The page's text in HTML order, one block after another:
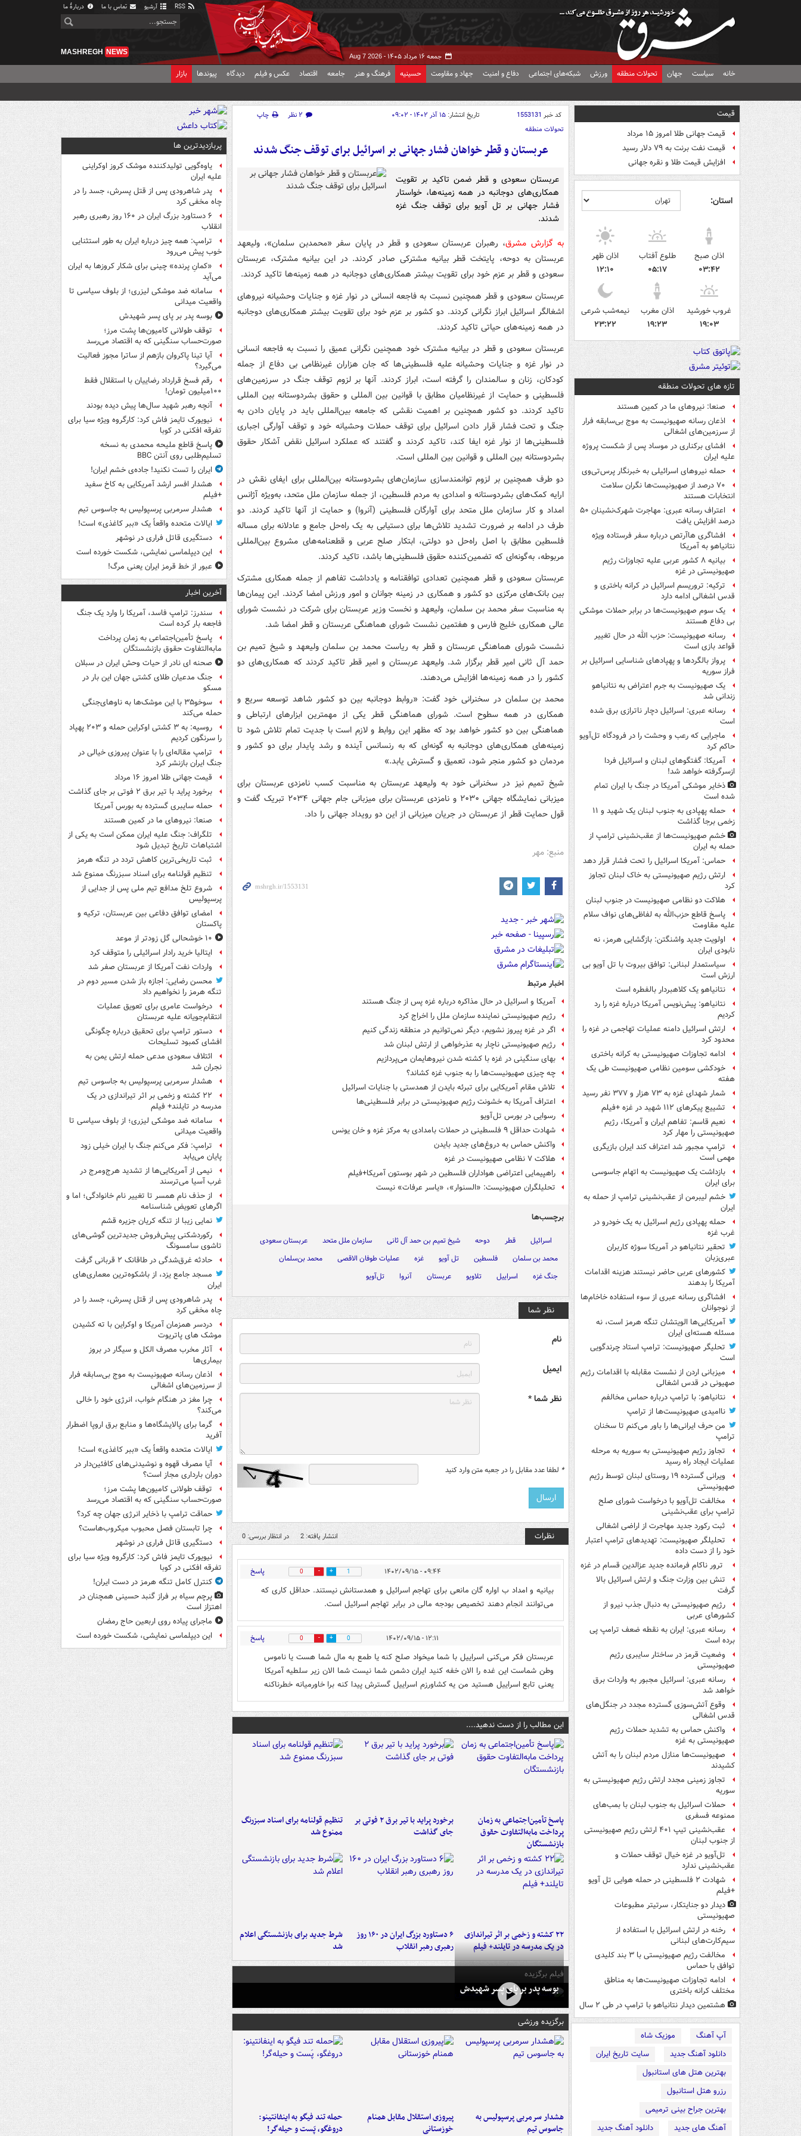
آرشیو تماس با ما دربارهٔ ما
جمعه ۱۶ مرداد ۱۴۰۵ - Aug 7 2026
MASHREGH NEWS
خانه سیاست جهان تحولات منطقه ورزش شبکه‌های اجتماعی دفاع و امنیت جهاد و مقاومت حسینیه فرهنگ و هنر جامعه اقتصاد عکس و فیلم دیدگاه پیوندها بازار
قیمت
قیمت جهانی طلا امروز ۱۵ مرداد
قیمت نفت برنت به ۷۹ دلار رسید
افزایش قیمت طلا و نقره جهانی
استان:
اذان صبح
۰۳:۴۲
طلوع آفتاب
۰۵:۱۷
اذان ظهر
۱۲:۱۰
غروب خورشید
۱۹:۰۳
اذان مغرب
۱۹:۲۳
نیمه‌شب شرعی
۲۳:۲۲
تازه های تحولات منطقه
صنعا: نیروهای ما در کمین‌ هستند
اذعان رسانه صهیونیست به موج بی‌سابقه فرار
از سرزمین‌های اشغالی
افشای برکناری در موساد پس از شکست پروژه
علیه ایران
حمله نیروهای اسرائیلی به خبرنگار پرس‌تی‌وی
۷۰ درصد از صهیونیست‌ها نگران سلامت
انتخابات هستند
اعتراف رسانه عبری: مهاجرت شهرک‌نشینان ۵۰
درصد افزایش یافت
افشاگری هاآرتص درباره سفر فرستاده ویژه
نتانیاهو به آمریکا
بیانیه ۸ کشور عربی علیه تجاوزات رژیم
صهیونیستی در غزه
ترکیه: تروریسم اسرائیل در کرانه باختری و
قدس اشغالی ادامه دارد
یک‌ سوم صهیونیست‌ها در برابر حملات موشکی
بی دفاع هستند
رسانه صهیونیست: حزب الله در حال تغییر
قواعد بازی است
پرواز بالگردها و پهپادهای شناسایی اسرائیل بر
فراز سوریه
یک صهیونیست به جرم اعتراض به نتانیاهو
زندانی شد
رسانه عبری: اسرائیل دچار ناترازی برق شده
است
ماجرایی که رعب و وحشت را در فرودگاه تل‌آویو
حاکم کرد
آمریکا: گفتگوهای لبنان و اسرائیل فردا
ازسرگرفته خواهد شد!
ذخایر موشکی آمریکا در جنگ با ایران تمام
شده است
حمله پهپادی به جنوب لبنان یک شهید و ۱۱
زخمی برجا گذاشت
خشم صهیونیست‌ها از عقب‌نشینی ترامپ از
حمله به ایران
حماس: آمریکا اسرائیل را تحت فشار قرار دهد
ارتش رژیم صهیونیستی به خاک لبنان تجاوز
کرد
هلاکت دو نظامی صهیونیست در جنوب لبنان
پاسخ قاطع حزب‌الله به لفاظی‌های نواف سلام
علیه مقاومت
اولویت جدید واشنگتن: بازگشایی هرمز، نه
نابودی ایران
سیاستمدار لبنانی: توافق بیروت با تل آویو بی
ارزش است
نتانیاهو یک کلاهبردار بالفطره است
نتانیاهو: پیش‌نویس آمریکا درباره غزه را رد
کردیم
ارتش اسرائیل دامنه عملیات تهاجمی در غزه را
محدود کرد
ادامه تجاوزات صهیونیستی به کرانه باختری
خودکشی سومین نظامی صهیونیست طی یک
هفته
شمار شهدای غزه به ۷۳ هزار و ۳۷۷ نفر رسید
تشییع پیکرهای ۱۱۲ شهید در غزه +فیلم
نعیم قاسم: تفاهم ایران و آمریکا، رژیم
صهیونیستی را مهار کرد
ترامپ مجبور شد اعتراف کند ایران بازیگری
مهمی است
بازداشت یک صهیونیست به اتهام جاسوسی
برای ایران
خشم لیبرمن از عقب‌نشینی ترامپ از حمله به
ایران
حمله پهپادی رژیم اسرائیل به یک خودرو در
غرب غزه
تحقیر نتانیاهو در آمریکا سوژه کاربران
عبری‌زبان
کشورهای عربی حاضر نیستند هزینه اقدامات
آمریکا را بدهند
افشاگری رسانه عبری از سوء استفاده خاخام‌ها
از نوجوانان
آمریکایی‌ها الویتشان تنگه هرمز است، نه
مسئله هسته‌ای ایران
تحلیگر صهیونیست: ترامپ استاد چرندگویی
است
میزبانی اردن از نشست مقابله با اقدامات رژیم
صهیونی در قدس اشغالی
نتانیاهو: با ترامپ درباره حماس مخالفم
ناامیدی صهیونیست‌ها از ترامپ
من حرف ایرانی‌ها را باور می‌کنم تا سخنان
ترامپ
تجاوز رژیم صهیونیستی به سوریه به مرحله
عملیات ایجاد راه رسید
ویرانی گسترده ۱۹ روستای لبنان توسط رژیم
صهیونیستی
مخالفت تل‌آویو با درخواست شورای صلح
ترامپ برای عقب‌نشینی
ثبت رکورد جدید مهاجرت از اراضی اشغالی
تحلیلگر صهیونیست: تهدیدهای ترامپ اعتبار
خود را از دست داده
ترور ناکام فرمانده جدید عزالدین قسام در غزه
تنش بین وزارت جنگ و ارتش اسرائیل بالا
گرفت
رژیم صهیونیستی به دنبال جذب نیرو از
کشورهای عربی
رسانه عبری: ایران به نقطه ضعف ترامپ پی
برده است
وضعیت قرمز در ساختار سایبری رژیم
صهیونیستی
رسانه عبری: اسرائیل مجبور به واردات برق
خواهد شد
وقوع آتش‌سوزی گسترده مجدد در جنگل‌های
قدس اشغالی
واکنش حماس به تشدید حملات رژیم
صهیونیستی به غزه
صهیونیست‌ها منازل مردم لبنان را به ‌آتش
کشیدند
تجاوز زمینی مجدد ارتش رژیم صهیونیستی به
سوریه
حملات اسرائیل به جنوب لبنان با بمب‌های
ممنوعه فسفری
عقب‌نشینی تیپ ۴۰۱ ارتش رژیم صهیونیستی
از جنوب لبنان
تل‌آویو در غزه خیال توقف حملات و
عقب‌نشینی ندارد
شهادت ۲ فلسطینی در حمله هوایی تل آویو
+فیلم
دیدار دو جنایتکار،‌ سرتیتر مطبوعات
صهیونیستی
رخنه در ارتش اسرائیل با استفاده از
سیم‌کارت‌های لبنانی
مخالفت رژیم صهیونیستی با ۳ بند کلیدی
توافق با حماس
ادامه تجاوزات صهیونیست‌ها به مناطق
مختلف کرانه باختری
هشتمین دیدار نتانیاهو با ترامپ در طی ۲ سال
آپ آهنگ
موزیک شاه
دانلود آهنگ جدید
سایت تاریخ ایران
بهترین هتل های استانبول
رزرو هتل استانبول
بهترین جراح بینی ترمیمی
آهنگ های جدید
دانلود آهنگ جدید
کد خبر 1553131 تاریخ انتشار: ۱۵ آذر ۱۴۰۲ - ۰۹:۰۲ ۲ نظر
چاپ
تحولات منطقه
عربستان و قطر خواهان فشار جهانی بر اسرائیل برای توقف جنگ شدند
عربستان سعودی و قطر ضمن تاکید بر تقویت
همکاری‌های دوجانبه در همه زمینه‌ها، خواستار
فشار جهانی بر تل آویو برای توقف جنگ غزه
شدند.
به گزارش مشرق، رهبران عربستان سعودی و قطر در پایان سفر «محمدبن سلمان»، ولیعهد
عربستان به دوحه، پایتخت قطر بیانیه مشترکی صادر کردند. در این بیانیه مشترک، عربستان
سعودی و قطر بر عزم خود برای تقویت بیشتر همکاری‌های دوجانبه در همه زمینه‌ها تاکید کردند.
عربستان سعودی و قطر همچنین نسبت به فاجعه انسانی در نوار غزه و جنایات وحشیانه نیروهای
اشغالگر اسرائیل ابراز نگرانی کردند. دو کشور بر عزم خود برای تقویت بیشتر همکاری‌های دوجانبه
در همه زمینه‌های حیاتی تاکید کردند.
عربستان سعودی و قطر در بیانیه مشترک خود همچنین نگرانی عمیق را نسبت به فاجعه انسانی
در نوار غزه و جنایات وحشیانه علیه فلسطینی‌ها که جان هزاران غیرنظامی بی دفاع از جمله
کودکان، زنان و سالمندان را گرفته است، ابراز کردند. آنها بر لزوم توقف جنگ در سرزمین‌های
فلسطینی و حمایت از غیرنظامیان مطابق با قوانین بین المللی و حقوق بشردوستانه بین المللی
تاکید کردند. دو کشور همچنین بر اهمیت نقشی که جامعه بین‌المللی باید در پایان دادن به
جنگ و تحت فشار قرار دادن اسرائیل برای توقف حملات وحشیانه خود و توقف آوارگی اجباری
فلسطینی‌ها از نوار غزه ایفا کند، تاکید کردند و گفتند که عملکرد اسرائیل نقض آشکار حقوق
بشردوستانه بین المللی و قوانین بین المللی است.
دو طرف همچنین بر لزوم توانمندسازی سازمان‌های بشردوستانه بین‌المللی برای ایفای نقش در
ارایه کمک‌های بشردوستانه و امدادی به مردم فلسطین، از جمله سازمان ملل متحد، به‌ویژه آژانس
امداد و کار سازمان ملل متحد برای آوارگان فلسطینی (آنروا) و حمایت از آنها تاکید کردند. دو
طرف در ادامه بر ضرورت تشدید تلاش‌ها برای دستیابی به یک راه‌حل جامع و عادلانه برای مساله
فلسطین مطابق با اصل راه‌حل دو دولتی، ابتکار صلح عربی و قطعنامه‌های مشروع بین‌المللی
مربوطه، به‌گونه‌ای که تضمین‌کننده حقوق فلسطینی‌ها باشد، تاکید کردند.
عربستان سعودی و قطر همچنین تعدادی توافقنامه و یادداشت تفاهم از جمله همکاری مشترک
بین بانک‌های مرکزی دو کشور و همکاری در زمینه جوانان و امور ورزش امضا کردند. این پیمان‌ها
به مناسبت سفر محمد بن سلمان، ولیعهد و نخست وزیر عربستان برای شرکت در نشست شورای
عالی همکاری خلیج فارس و هفتمین نشست شورای هماهنگی عربستان و قطر امضا شد.
نشست شورای هماهنگی عربستان و قطر به ریاست محمد بن سلمان ولیعهد و شیخ تمیم بن
حمد آل ثانی امیر قطر برگزار شد. ولیعهد عربستان و امیر قطر تاکید کردند که همکاری‌های دو
کشور را در همه زمینه‌ها افزایش می‌دهند.
محمد بن سلمان در سخنرانی خود گفت: «روابط دوجانبه بین دو کشور شاهد توسعه سریع و
همکاری در همه سطوح است. شورای هماهنگی قطر یکی از مهمترین ابزارهای ارتباطی و
هماهنگی بین دو کشور خواهد بود که مظهر این روابط و لازم است با جدیت تمام تلاش شود تا
زمینه‌های همکاری‌های دوجانبه به گونه‌ای که به رنسانس آینده و رشد پایدار برای دو کشور و
مردمان دو کشور منجر شود، تعمیق و گسترش یابد.»
شیخ تمیم نیز در سخنرانی خود به ولیعهد عربستان به مناسبت کسب نامزدی عربستان برای
میزبانی نمایشگاه جهانی ۲۰۳۰ و نامزدی عربستان برای میزبانی جام جهانی ۲۰۳۴ تبریک گفت و
قول حمایت قطر از عربستان در جریان میزبانی از این دو رویداد جهانی را داد.
منبع: مهر
اخبار مرتبط
آمریکا و اسرائیل در حال مذاکره درباره غزه پس از جنگ هستند
رژیم صهیونیستی نماینده سازمان ملل را اخراج کرد
اگر در غزه پیروز نشویم، دیگر نمی‌توانیم در منطقه زندگی کنیم
رژیم صهیونیستی ناچار به عذرخواهی از ارتش لبنان شد
بهای سنگینی در غزه با کشته شدن نیروهایمان می‌پردازیم
چه چیزی صهیونیست‌ها را به جنوب غزه کشاند؟
تلاش مقام آمریکایی برای تبرئه بایدن از همدستی با جنایات اسرائیل
اعتراف آمریکا به خشونت رژیم صهیونیستی در برابر فلسطینی‌ها
رسوایی در بورس تل آویو
شهادت حداقل ۹ فلسطینی در حملات بامدادی به مرکز غزه و خان یونس
واکنش حماس به دروغ‌های جدید بایدن
هلاکت ۷ نظامی صهیونیست در غزه
راهپیمایی اعتراضی هواداران فلسطین در شهر بوستون آمریکا+فیلم
تحلیلگران صهیونیست: «السنوار»، «یاسر عرفات» نیست
برچسب‌ها
اسرائیل قطر دوحه شیخ تمیم بن حمد آل ثانی سازمان ملل متحد
عربستان سعودی
محمد بن سلمان
فلسطین تل آویو غزه عملیات طوفان الاقصی
محمد بن‌سلمان
جنگ غزه
اسراییل تلاویو عربستان آنروا تل‌آویو
نظر شما
نام
ایمیل
نظر شما *
* لطفا عدد مقابل را در جعبه متن وارد کنید
نظرات انتشار یافته: 2 در انتظار بررسی: 0
۰۹:۴۴ - ۱۴۰۲/۰۹/۱۵ 1
0 پاسخ
بیانیه و امداد ب اواره گان مانعی برای تهاجم اسرائیل و همدستانش نیستند. حداقل کاری که
می‌توانند انجام دهند تخصیص بودجه مالی در برابر تهاجم اسرائیل است.
۱۲:۱۱ - ۱۴۰۲/۰۹/۱۵ 0
0 پاسخ
عربستان فکر می‌کنی اسراییل با شما میخواد صلح کنه یا طمع به مال شما هست یا ناموس
وطن شماست این غده را الان خفه کنید ایران دشمن شما نیست شما الان زیر سلطیه آمریکا
یعنی تابع اسراییل هستید من یه کشاورزم اسراییل گسترش پیدا کنه برا خاورمیانه خطرناکنه
این مطالب را از دست ندهید....
پاسخ تأمین‌اجتماعی به زمان
پرداخت مابه‌التفاوت حقوق
بازنشستگان
برخورد پراید با تیر برق ۲ فوتی بر
جای گذاشت
تنظیم قولنامه برای اسناد سبزرنگ
ممنوع شد
۲۲ کشته و زخمی بر اثر تیراندازی
در یک مدرسه در تایلند+ فیلم
۶ دستاورد بزرگ ایران در ۱۶۰ روز
رهبری رهبر انقلاب
شرط جدید برای بازنشستگی اعلام
شد
فیلم برگزیده
بوسه‌ پدر بر پای پسر شهیدش
برگزیده ورزشی
هشدار سرمربی پرسپولیس به
جاسوس تیم
پیروزی استقلال مقابل همنام
خوزستانی
حمله تند فیگو به اینفانتینو:
دروغگو، پَست‌ و حیله‌گر!
پربازدیدترین ها
یاوه‌گویی تولیدکننده موشک کروز اوکراینی
علیه ایران
پدر شاهرودی پس از قتل پسرش، جسد را در
چاه مخفی کرد
۶ دستاورد بزرگ ایران در ۱۶۰ روز رهبری رهبر
انقلاب
ترامپ: همه چیز درباره ایران به طور استثنایی
خوب پیش می‌رود
«کمانِ پرنده» چینی برای شکار کروزها به ایران
می‌آید
سامانه ضد موشکی لیزری؛ از بلوف سیاسی تا
واقعیت میدانی
بوسه‌ پدر بر پای پسر شهیدش
توقف طولانی کامیون‌ها پشت مرز؛
صورت‌حساب سنگینی که به اقتصاد می‌رسد
آیا تینا پاکروان بازهم از ساترا مجوز فعالیت
می‌گیرد؟
رقم فسخ قرارداد رضاییان با استقلال فقط
۱۰۰میلیون تومان!
آنچه رهبر شهید سال‌ها پیش دیده بودند
نیویورک تایمز فاش کرد: کارگروه ویژه سیا برای
تفرقه افکنی در کوبا
پاسخ قاطع ملیحه محمدی به نسخه
تسلیم‌طلبی روی آنتن BBC
ایران را تست نکنید! جاده‌ی خشم ایران!
هشدار افسر ارشد آمریکایی به کاخ سفید
+فیلم
هشدار سرمربی پرسپولیس به جاسوس تیم
ایالات متحده واقعاً یک «ببر کاغذی» است!
دستگیری قاتل فراری در نوشهر
این دیپلماسی نمایشی، شکست خورده است
عبور از خط قرمز ایران یعنی مرگ!
آخرین اخبار
سندرز: ترامپ فاسد، آمریکا را وارد یک جنگ
فاجعه بار کرده است
پاسخ تأمین‌اجتماعی به زمان پرداخت
مابه‌التفاوت حقوق بازنشستگان
صحنه ای نادر از حیات وحش ایران در سبلان
جنگ مدعیان طلای کشتی جهان این بار در
مسکو
سوخو۳۵ با این موشک‌ها به ناوهای‌جنگی
حمله می‌کند
روسیه: به ۳ کشتی اوکراین حمله و ۲۰۳ پهپاد
را سرنگون کردیم
ترامپ مقاله‌ای را با عنوان پیروزی خیالی در
جنگ ایران بازنشر کرد
قیمت جهانی طلا امروز ۱۶ مرداد
برخورد پراید با تیر برق ۲ فوتی بر جای گذاشت
حمله سایبری گسترده به بورس آمریکا
صنعا: نیروهای ما در کمین‌ هستند
تلگراف: جنگ علیه ایران ممکن است به یکی از
اشتباهات تاریخ تبدیل شود
ثبت تاریخی‌ترین کاهش تردد در تنگه هرمز
تنظیم قولنامه برای اسناد سبزرنگ ممنوع شد
شروع تلخ مدافع تیم ملی پس از جدایی از
پرسپولیس
امضای توافق دفاعی بین عربستان، ترکیه و
پاکستان
۱۰ خوشحالی گل زودتر از موعد
ایتالیا خرید رادار اسرائیلی را متوقف کرد
واردات نفت آمریکا از عربستان صفر شد
محسن رضایی: اجازه باز شدن مسیر دوم در
تنگه هرمز را نخواهیم داد
درخواست عامری برای تعویق عملیات
انتقام‌جویانه علیه عربستان
دستور ترامپ برای تحقیق درباره چگونگی
افشای کمبود تسلیحات
ائتلاف سعودی مدعی حمله ارتش یمن به
نجران شد
هشدار سرمربی پرسپولیس به جاسوس تیم
۲۲ کشته و زخمی بر اثر تیراندازی در یک
مدرسه در تایلند+ فیلم
سامانه ضد موشکی لیزری؛ از بلوف سیاسی تا
واقعیت میدانی
ترامپ: فکر می‌کنم جنگ با ایران خیلی زود
پایان می‌یابد
نیمی از آمریکایی‌ها از تشدید هرج‌ومرج در
غرب آسیا می‌ترسند
از حذف نام همسر تا تغییر نام خانوادگی؛ اما و
اگرهای تعویض شناسنامه
نمایی زیبا از تنگه کریان جزیره قشم
رکوردشکنی پیش‌فروش جدیدترین گوشی‌های
تاشوی سامسونگ
حادثه غرق‌شدگی در طاقانک ۲ قربانی گرفت
مسجد جامع یزد، از باشکوه‌ترین معماری‌های
ایران
پدر شاهرودی پس از قتل پسرش، جسد را در
چاه مخفی کرد
دردسر همزمان آمریکا و اوکراین با ته کشیدن
موشک های پاتریوت
آثار مخرب مصرف الکل و سیگار در بروز
بیماری‌ها
اذعان رسانه صهیونیست به موج بی‌سابقه فرار
از سرزمین‌های اشغالی
چرا مغز در هنگام خواب، انرژی خود را خالی
می‌کند؟
گرما برای پالایشگاه‌ها و منابع برق اروپا اضطرار
آفرید
ایالات متحده واقعاً یک «ببر کاغذی» است!
آیا مصرف قهوه و نوشیدنی‌های کافئین‌دار در
دوران بارداری مجاز است؟
توقف طولانی کامیون‌ها پشت مرز؛
صورت‌حساب سنگینی که به اقتصاد می‌رسد
حماقت ترامپ با ذخایر انرژی جهان چه کرد؟
چرا تابستان فصل محبوب میکروب‌هاست؟
دستگیری قاتل فراری در نوشهر
نیویورک تایمز فاش کرد: کارگروه ویژه سیا برای
تفرقه افکنی در کوبا
کنترل کامل تنگه هرمز در دست ایران!
پرچم سیاه بر فراز گنبد حسینی همچنان در
اهتزاز است
ماجرای پیاده روی اربعین حاج رمضان
این دیپلماسی نمایشی، شکست خورده است